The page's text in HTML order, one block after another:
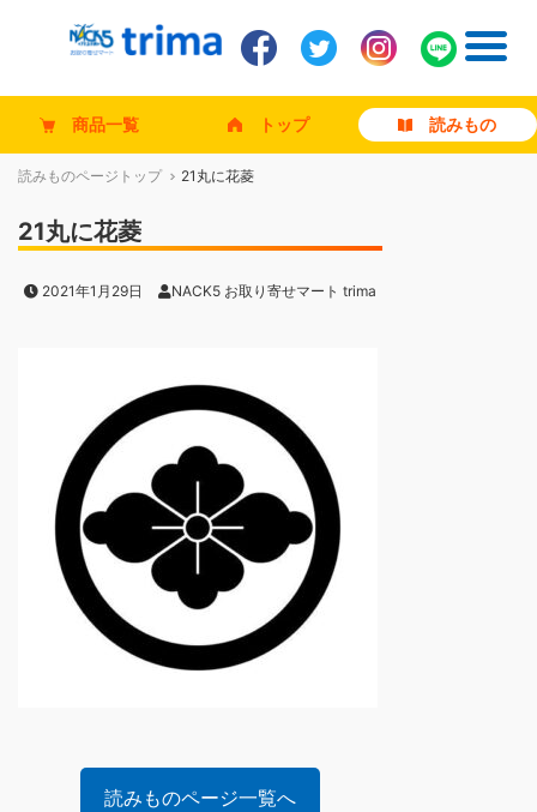
商品一覧 トップ 読みもの
読みものページトップ 21丸に花菱
21丸に花菱
2021年1月29日 NACK5 お取り寄せマート trima
読みものページ一覧へ